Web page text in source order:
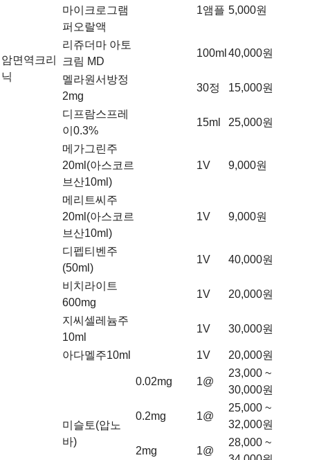
암면역크리
닉
마이크로그램
퍼오랄액
1앰플 5,000원
리쥬더마 아토
크림 MD
100ml 40,000원
멜라원서방정
2mg
30정 15,000원
디프람스프레
이0.3%
15ml 25,000원
메가그린주
20ml(아스코르
브산10ml)
1V 9,000원
메리트씨주
20ml(아스코르
브산10ml)
1V 9,000원
디펩티벤주
(50ml)
1V 40,000원
비치라이트
600mg
1V 20,000원
지씨셀레늄주
10ml
1V 30,000원
아다멜주10ml 1V 20,000원
미슬토(압노
바)
0.02mg 1@
23,000 ~
30,000원
0.2mg 1@
25,000 ~
32,000원
2mg 1@
28,000 ~